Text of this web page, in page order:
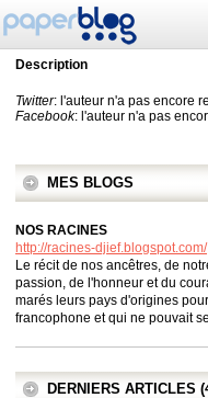
Description
Twitter: l'auteur n'a pas encore
Facebook: l'auteur n'a pas
MES BLOGS
NOS RACINES
http://racines-djief.blogspot.com/
Le récit de nos ancêtres, de
passion, de l'honneur et du
marés leurs pays d'origines
francophone et qui ne pouvait
DERNIERS ARTICLES